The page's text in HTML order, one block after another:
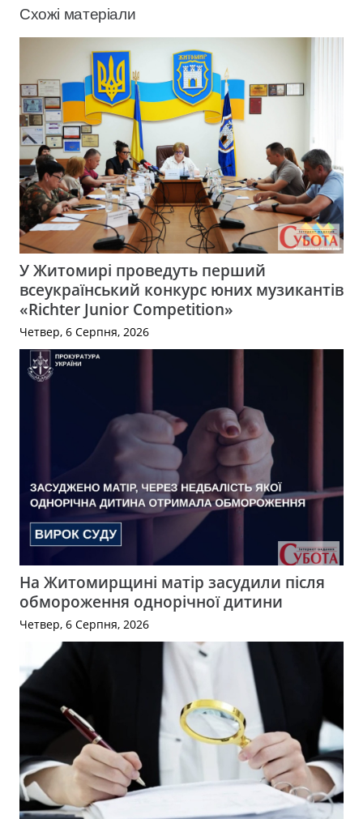
Схожі матеріали
У Житомирі проведуть перший
всеукраїнський конкурс юних музикантів
«Richter Junior Competition»
Четвер, 6 Серпня, 2026
На Житомирщині матір засудили після
обмороження однорічної дитини
Четвер, 6 Серпня, 2026